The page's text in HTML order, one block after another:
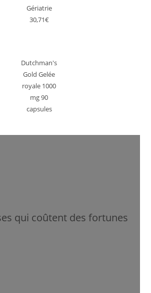
Gériatrie
30,71€
Dutchman's
Gold Gelée
royale 1000
mg 90
capsules
qui coûtent des fortunes